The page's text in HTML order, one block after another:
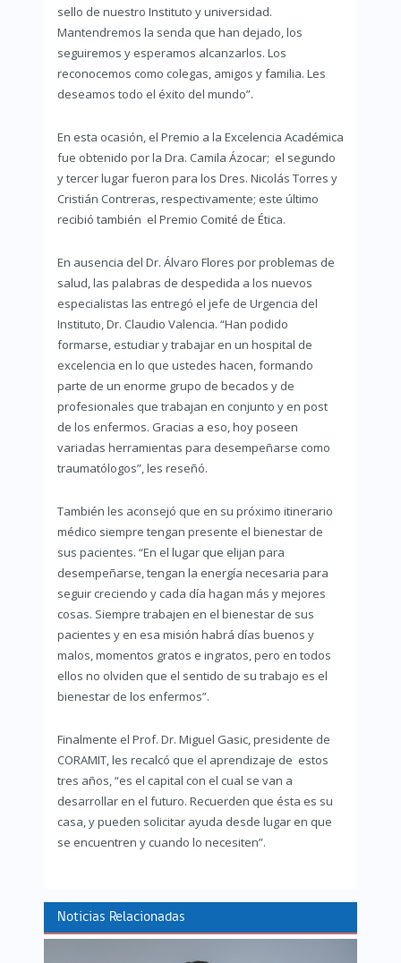
sello de nuestro Instituto y universidad.
Mantendremos la senda que han dejado, los
seguiremos y esperamos alcanzarlos. Los
reconocemos como colegas, amigos y familia. Les
deseamos todo el éxito del mundo”.
En esta ocasión, el Premio a la Excelencia Académica
fue obtenido por la Dra. Camila Ázocar; el segundo
y tercer lugar fueron para los Dres. Nicolás Torres y
Cristián Contreras, respectivamente; este último
recibió también el Premio Comité de Ética.
En ausencia del Dr. Álvaro Flores por problemas de
salud, las palabras de despedida a los nuevos
especialistas las entregó el jefe de Urgencia del
Instituto, Dr. Claudio Valencia. “Han podido
formarse, estudiar y trabajar en un hospital de
excelencia en lo que ustedes hacen, formando
parte de un enorme grupo de becados y de
profesionales que trabajan en conjunto y en post
de los enfermos. Gracias a eso, hoy poseen
variadas herramientas para desempeñarse como
traumatólogos”, les reseñó.
También les aconsejó que en su próximo itinerario
médico siempre tengan presente el bienestar de
sus pacientes. “En el lugar que elijan para
desempeñarse, tengan la energía necesaria para
seguir creciendo y cada día hagan más y mejores
cosas. Siempre trabajen en el bienestar de sus
pacientes y en esa misión habrá días buenos y
malos, momentos gratos e ingratos, pero en todos
ellos no olviden que el sentido de su trabajo es el
bienestar de los enfermos”.
Finalmente el Prof. Dr. Miguel Gasic, presidente de
CORAMIT, les recalcó que el aprendizaje de estos
tres años, “es el capital con el cual se van a
desarrollar en el futuro. Recuerden que ésta es su
casa, y pueden solicitar ayuda desde lugar en que
se encuentren y cuando lo necesiten”.
Noticias Relacionadas